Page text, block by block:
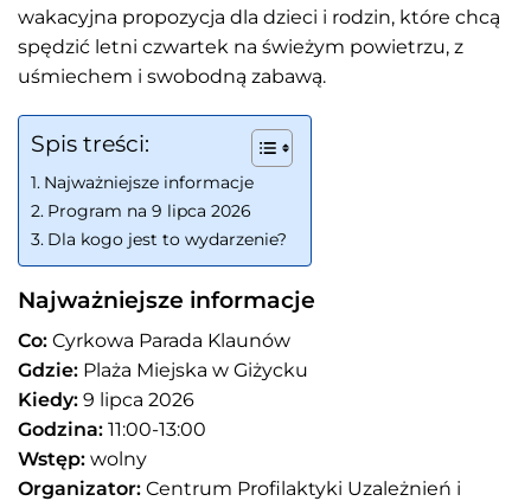
wakacyjna propozycja dla dzieci i rodzin, które chcą
spędzić letni czwartek na świeżym powietrzu, z
uśmiechem i swobodną zabawą.
Spis treści:
Najważniejsze informacje
Program na 9 lipca 2026
Dla kogo jest to wydarzenie?
Najważniejsze informacje
Co: Cyrkowa Parada Klaunów
Gdzie: Plaża Miejska w Giżycku
Kiedy: 9 lipca 2026
Godzina: 11:00-13:00
Wstęp: wolny
Organizator: Centrum Profilaktyki Uzależnień i